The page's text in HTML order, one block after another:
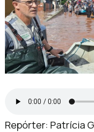
Repórter: Patrícia